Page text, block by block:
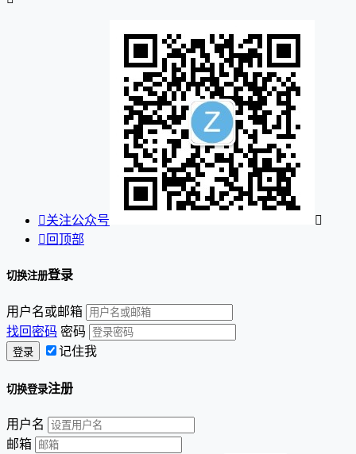
关注公众号

 回顶部
切换注册登录
用户名或邮箱
找回密码 密码
记住我
切换登录注册
用户名
邮箱